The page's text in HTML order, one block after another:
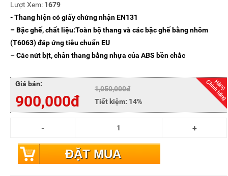
Lượt Xem: 1679
- Thang hiện có giấy chứng nhận EN131
– Bậc ghế, chất liệu:Toàn bộ thang và các bậc ghế bằng nhôm
(T6063) đáp ứng tiêu chuẩn EU
– Các nút bịt, chân thang bằng nhựa của ABS bền chắc
Giá bán:
900,000đ
1,050,000đ
Tiết kiệm: 14%
ĐẶT MUA